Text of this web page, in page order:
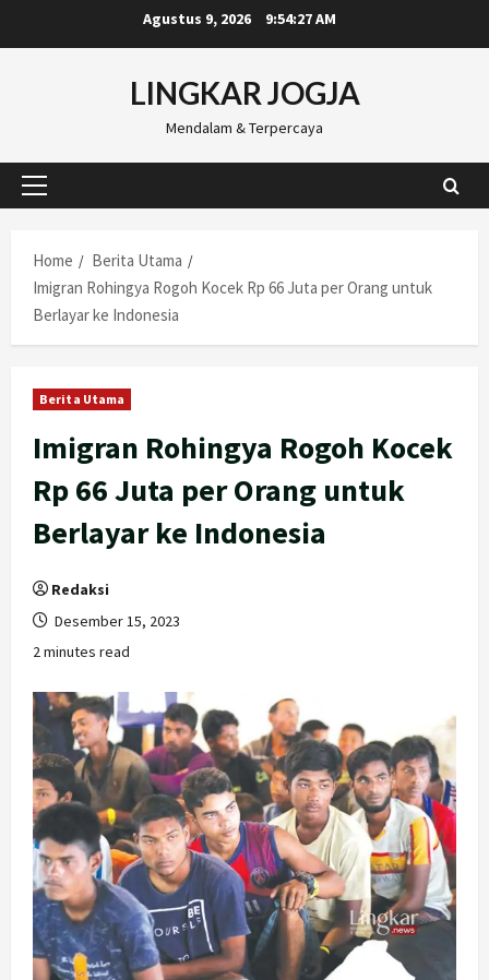
to
Agustus 9, 2026 9:54:28 AM
LINGKAR JOGJA
Mendalam & Terpercaya
Primary
Home
Berita Utama
Imigran Rohingya Rogoh Kocek Rp 66 Juta per Orang untuk
Berlayar ke Indonesia
Berita Utama
Imigran Rohingya Rogoh Kocek
Rp 66 Juta per Orang untuk
Berlayar ke Indonesia
Redaksi
Desember 15, 2023
2 minutes read